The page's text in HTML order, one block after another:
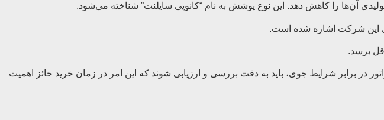
آن‌ها را کاهش دهد. این نوع پوشش به نام “کانوپی سایلنت” شناخته می‌شود.
این شرکت اشاره شده است.
برسد.
در برابر شرایط جوی، باید به دقت بررسی و ارزیابی شوند که این امر در زمان خرید حائز اهمیت